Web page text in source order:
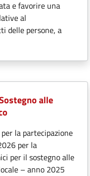
e favorire una
al
delle persone, a
alle
la partecipazione
per la
per il sostegno alle
– anno 2025